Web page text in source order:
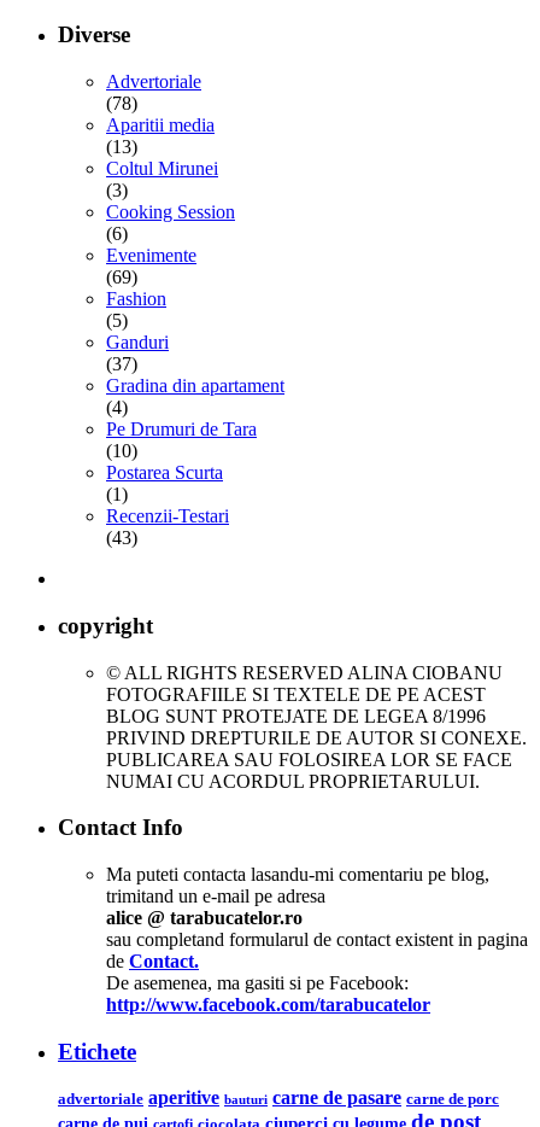
Diverse
Advertoriale
(78)
Aparitii media
(13)
Coltul Mirunei
(3)
Cooking Session
(6)
Evenimente
(69)
Fashion
(5)
Ganduri
(37)
Gradina din apartament
(4)
Pe Drumuri de Tara
(10)
Postarea Scurta
(1)
Recenzii-Testari
(43)
copyright
© ALL RIGHTS RESERVED ALINA CIOBANU
FOTOGRAFIILE SI TEXTELE DE PE ACEST
BLOG SUNT PROTEJATE DE LEGEA 8/1996
PRIVIND DREPTURILE DE AUTOR SI CONEXE.
PUBLICAREA SAU FOLOSIREA LOR SE FACE
NUMAI CU ACORDUL PROPRIETARULUI.
Contact Info
Ma puteti contacta lasandu-mi comentariu pe blog,
trimitand un e-mail pe adresa
alice @ tarabucatelor.ro
sau completand formularul de contact existent in pagina
de Contact.
De asemenea, ma gasiti si pe Facebook:
http://www.facebook.com/tarabucatelor
Etichete
advertoriale aperitive bauturi carne de pasare carne de porc